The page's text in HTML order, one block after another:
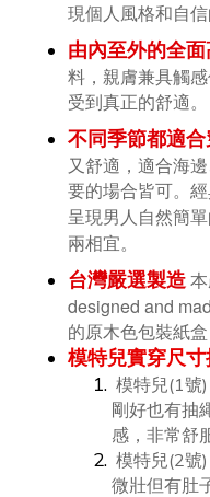
現個人風格和自信
由內至外的全
料，親膚兼具觸
受到真正的舒適。
不同季節都適
又舒適，適合海
要的場合皆可。
呈現男人自然簡單
兩相宜。
台灣嚴選製造
designed and
的原木色包裝紙
模特兒實穿尺
模特兒(1號
剛好也有抽
感，非常舒
模特兒(2號
微壯但有肚